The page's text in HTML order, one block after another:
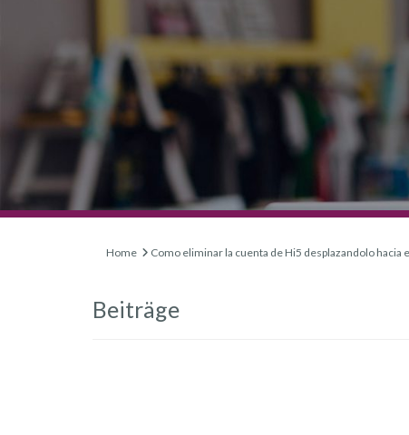
Home Como eliminar la cuenta de Hi5 desplazandolo hacia
Beiträge